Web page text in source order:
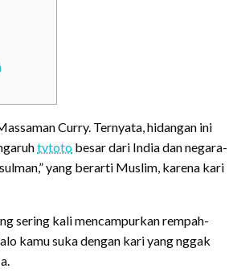
Curry. Ternyata, hidangan ini
tvtoto besar dari India dan negara-
yang berarti Muslim, karena kari
sering kali mencampurkan rempah-
kamu suka dengan kari yang nggak